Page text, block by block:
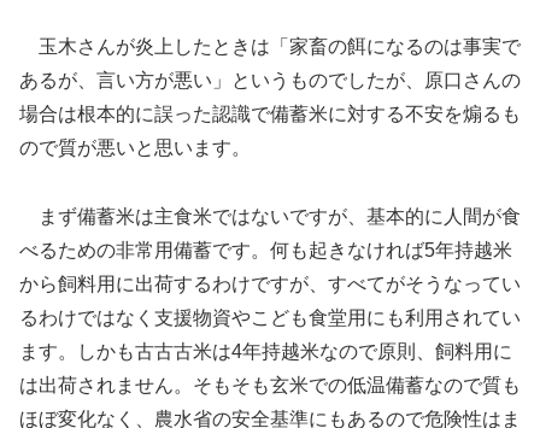
玉木さんが炎上したときは「家畜の餌になるのは事実で
あるが、言い方が悪い」というものでしたが、原口さんの
場合は根本的に誤った認識で備蓄米に対する不安を煽るも
ので質が悪いと思います。
まず備蓄米は主食米ではないですが、基本的に人間が食
べるための非常用備蓄です。何も起きなければ5年持越米
から飼料用に出荷するわけですが、すべてがそうなってい
るわけではなく支援物資やこども食堂用にも利用されてい
ます。しかも古古古米は4年持越米なので原則、飼料用に
は出荷されません。そもそも玄米での低温備蓄なので質も
ほぼ変化なく、農水省の安全基準にもあるので危険性はま